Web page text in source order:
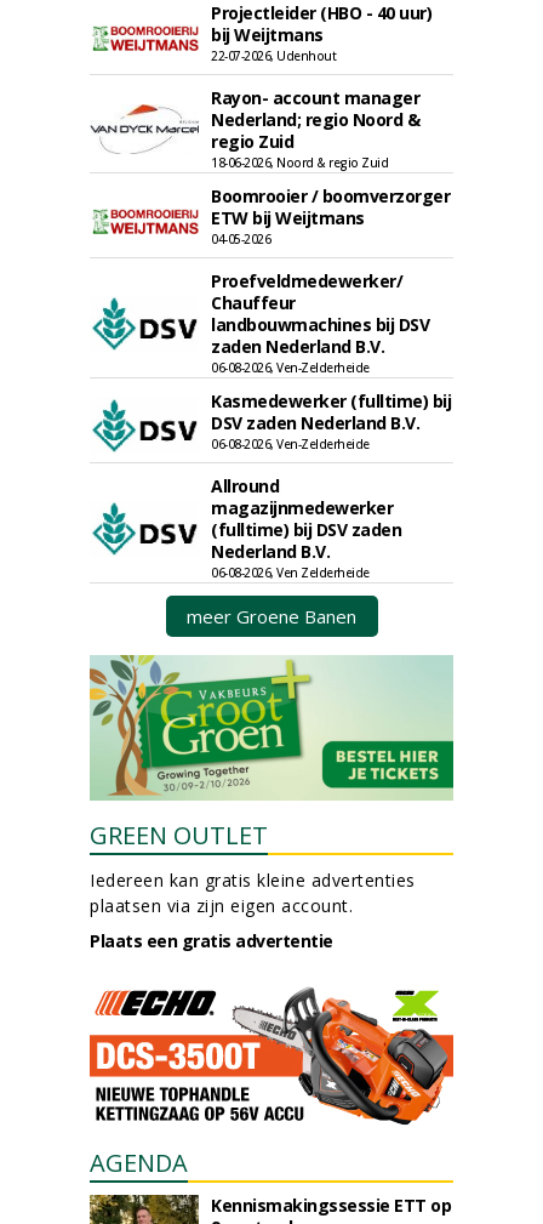
Projectleider (HBO - 40 uur)
bij Weijtmans
22-07-2026, Udenhout
Rayon- account manager
Nederland; regio Noord &
regio Zuid
18-06-2026, Noord & regio Zuid
Boomrooier / boomverzorger
ETW bij Weijtmans
04-05-2026
Proefveldmedewerker/
Chauffeur
landbouwmachines bij DSV
zaden Nederland B.V.
06-08-2026, Ven-Zelderheide
Kasmedewerker (fulltime) bij
DSV zaden Nederland B.V.
06-08-2026, Ven-Zelderheide
Allround
magazijnmedewerker
(fulltime) bij DSV zaden
Nederland B.V.
06-08-2026, Ven Zelderheide
meer Groene Banen
GREEN OUTLET
Iedereen kan gratis kleine advertenties
plaatsen via zijn eigen account.
Plaats een gratis advertentie
AGENDA
Kennismakingssessie ETT op